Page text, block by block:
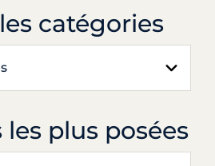
catégories
plus posées